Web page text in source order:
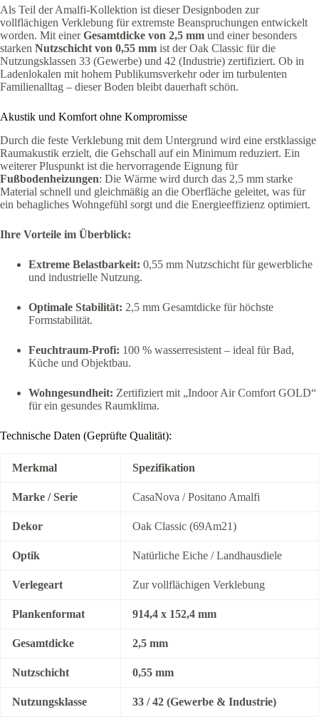
Als Teil der Amalfi-Kollektion ist dieser Designboden zur
vollflächigen Verklebung für extremste Beanspruchungen entwickelt
worden. Mit einerGesamtdicke von 2,5 mm und einer besonders
starken Nutzschicht von 0,55 mm ist der Oak Classic für die
Nutzungsklassen 33 (Gewerbe) und 42 (Industrie) zertifiziert. Ob in
Ladenlokalen mit hohem Publikumsverkehr oder im turbulenten
Familienalltag – dieser Boden bleibt dauerhaft schön.
Akustik und Komfort ohne Kompromisse
Durch die feste Verklebung mit dem Untergrund wird eine erstklassige
Raumakustik erzielt, die Gehschall auf ein Minimum reduziert. Ein
weiterer Pluspunkt ist die hervorragende Eignung für
Fußbodenheizungen: Die Wärme wird durch das 2,5 mm starke
Material schnell und gleichmäßig an die Oberfläche geleitet, was für
ein behagliches Wohngefühl sorgt und die Energieeffizienz optimiert.
Ihre Vorteile im Überblick:
Extreme Belastbarkeit: 0,55 mm Nutzschicht für gewerbliche
und industrielle Nutzung.
Optimale Stabilität: 2,5 mm Gesamtdicke für höchste
Formstabilität.
Feuchtraum-Profi: 100 % wasserresistent – ideal für Bad,
Küche und Objektbau.
Wohngesundheit: Zertifiziert mit „Indoor Air Comfort GOLD“
für ein gesundes Raumklima.
Technische Daten (Geprüfte Qualität):
Merkmal Spezifikation
Marke / Serie CasaNova / Positano Amalfi
Dekor Oak Classic (69Am21)
Optik Natürliche Eiche / Landhausdiele
Verlegeart Zur vollflächigen Verklebung
Plankenformat 914,4 x 152,4 mm
Gesamtdicke 2,5 mm
Nutzschicht 0,55 mm
Nutzungsklasse 33 / 42 (Gewerbe & Industrie)